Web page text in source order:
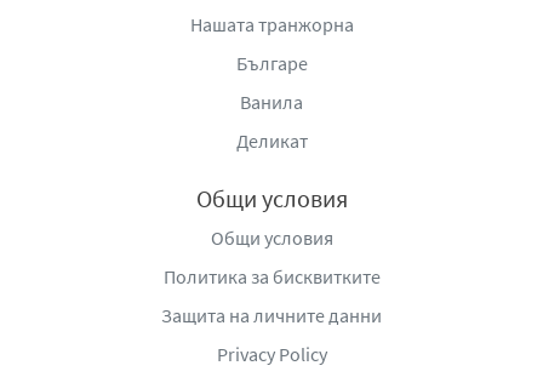
Нашата транжорна
Българе
Ванила
Деликат
Общи условия
Общи условия
Политика за бисквитките
Защита на личните данни
Privacy Policy